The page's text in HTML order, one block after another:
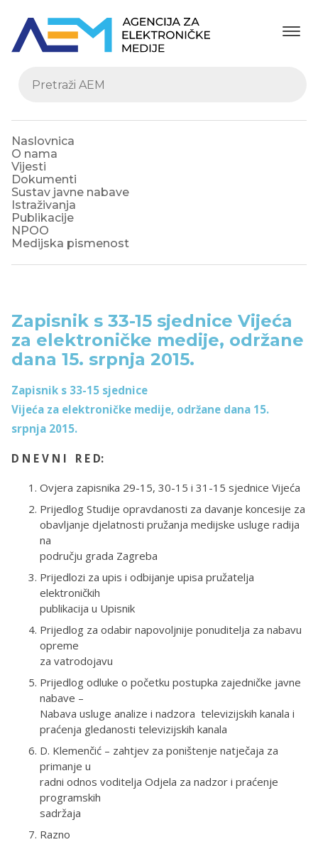
Naslovnica
O nama
Vijesti
Dokumenti
Sustav javne nabave
Istraživanja
Publikacije
NPOO
Medijska pismenost
Zapisnik s 33-15 sjednice Vijeća
za elektroničke medije, održane
dana 15. srpnja 2015.
Zapisnik s 33-15 sjednice
Vijeća za elektroničke medije, održane dana 15.
srpnja 2015.
D N E V N I R E D:
Ovjera zapisnika 29-15, 30-15 i 31-15 sjednice Vijeća
Prijedlog Studije opravdanosti za davanje koncesije za
obavljanje djelatnosti pružanja medijske usluge radija
na
području grada Zagreba
Prijedlozi za upis i odbijanje upisa pružatelja
elektroničkih
publikacija u Upisnik
Prijedlog za odabir napovoljnije ponuditelja za nabavu
opreme
za vatrodojavu
Prijedlog odluke o početku postupka zajedničke javne
nabave –
Nabava usluge analize i nadzora televizijskih kanala i
praćenja gledanosti televizijskih kanala
D. Klemenčić – zahtjev za poništenje natječaja za
primanje u
radni odnos voditelja Odjela za nadzor i praćenje
programskih
sadržaja
Razno